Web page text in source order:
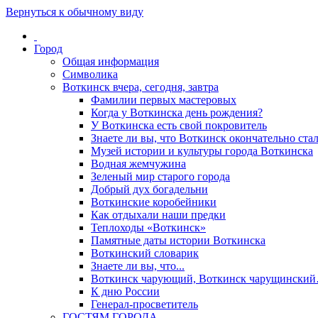
Вернуться к обычному виду
Город
Общая информация
Символика
Воткинск вчера, сегодня, завтра
Фамилии первых мастеровых
Когда у Воткинска день рождения?
У Воткинска есть свой покровитель
Знаете ли вы, что Воткинск окончательно
Музей истории и культуры города Воткинска
Водная жемчужина
Зеленый мир старого города
Добрый дух богадельни
Воткинские коробейники
Как отдыхали наши предки
Теплоходы «Воткинск»
Памятные даты истории Воткинска
Воткинский словарик
Знаете ли вы, что...
Воткинск чарующий, Воткинск
К дню России
Генерал-просветитель